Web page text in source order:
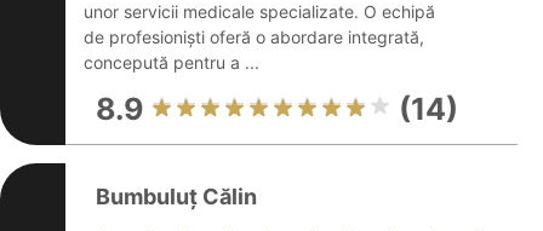
unor servicii medicale specializate. O echipă
de profesioniști oferă o abordare integrată,
concepută pentru a ...
8.9 (14)
Bumbuluț Călin